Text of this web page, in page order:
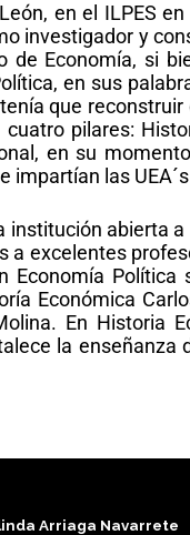
en el ILPES
investigador y
de Economía, si
en sus
que
pilares:
en su
impartían las
abierta
excelentes
Economía
Económica
En Historia
la
Arriaga Navarrete